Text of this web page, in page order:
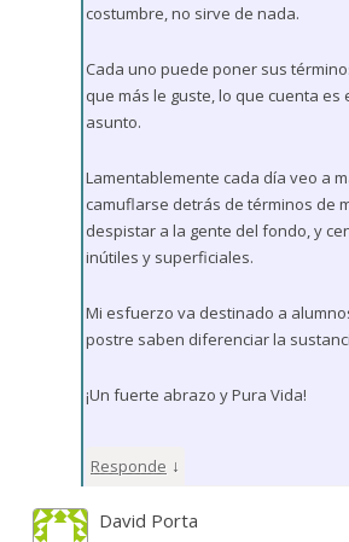
costumbre, no sirve de nada.
Cada uno puede poner sus
que más le guste, lo que cuenta es
asunto.
Lamentablemente cada día veo a
camuflarse detrás de términos de
despistar a la gente del fondo, y
inútiles y superficiales.
Mi esfuerzo va destinado a
postre saben diferenciar la
¡Un fuerte abrazo y Pura Vida!
Responde ↓
David Porta